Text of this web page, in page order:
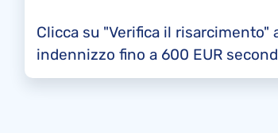
Clicca su "Verifica il
indennizzo fino a 600 EUR